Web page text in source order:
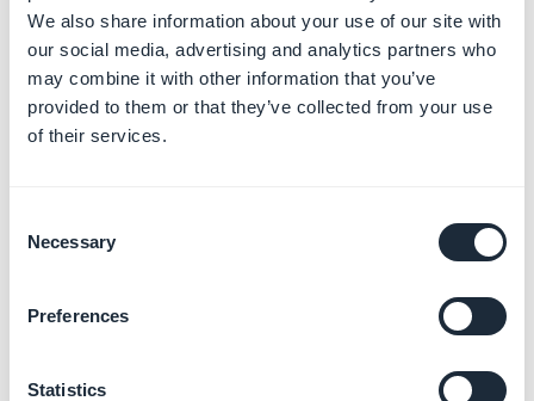
We also share information about your use of our site with
our social media, advertising and analytics partners who
may combine it with other information that you’ve
provided to them or that they’ve collected from your use
of their services.
Selection
Necessary
Preferences
Statistics
Résoudre vos rejets sur les
stores
En savoir plus →
En savoir plus